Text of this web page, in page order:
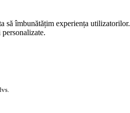
să îmbunătățim experiența utilizatorilor.